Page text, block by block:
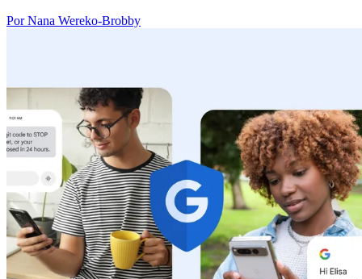
Por Nana Wereko-Brobby